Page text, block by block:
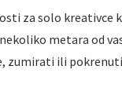
za solo kreativce
metara od
ili